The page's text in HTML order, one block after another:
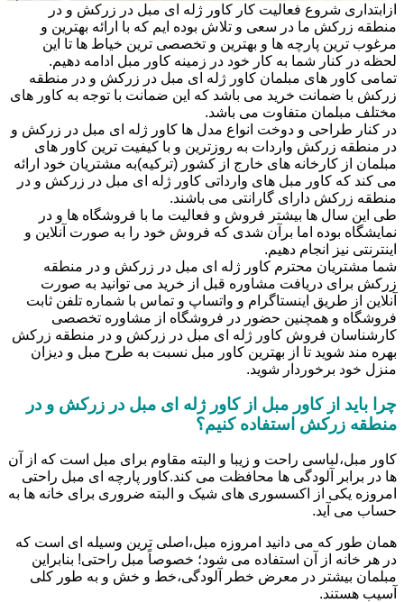
ازابتداری شروع فعالیت کار کاور ژله ای مبل در زرکش و در
منطقه زرکش ما در سعی و تلاش بوده ایم که با ارائه بهترین و
مرغوب ترین پارچه ها و بهترین و تخصصی ترین خیاط ها تا این
لحظه در کنار شما به کار خود در زمینه کاور مبل ادامه دهیم.
تمامی کاور های مبلمان کاور ژله ای مبل در زرکش و در منطقه
زرکش با ضمانت خرید می باشد که این ضمانت با توجه به کاور های
مختلف مبلمان متفاوت می باشد.
در کنار طراحی و دوخت انواع مدل ها کاور ژله ای مبل در زرکش و
در منطقه زرکش واردات به روزترین و با کیفیت ترین کاور های
مبلمان از کارخانه های خارج از کشور (ترکیه)به مشتریان خود ارائه
می کند که کاور مبل های وارداتی کاور ژله ای مبل در زرکش و در
منطقه زرکش دارای گارانتی می باشند.
طی این سال ها بیشتر فروش و فعالیت ما با فروشگاه ها و در
نمایشگاه بوده اما برآن شدی که فروش خود را به صورت آنلاین و
اینترنتی نیز انجام دهیم.
شما مشتریان محترم کاور ژله ای مبل در زرکش و در منطقه
زرکش برای دریافت مشاوره قبل از خرید می توانید به صورت
آنلاین از طریق اینستاگرام و واتساپ و تماس با شماره تلفن ثابت
فروشگاه و همچنین حضور در فروشگاه از مشاوره تخصصی
کارشناسان فروش کاور ژله ای مبل در زرکش و در منطقه زرکش
بهره مند شوید تا از بهترین کاور مبل نسبت به طرح مبل و دیزان
منزل خود برخوردار شوید.
چرا باید از کاور مبل از کاور ژله ای مبل در زرکش و در
منطقه زرکش استفاده کنیم؟
کاور مبل،لباسی راحت و زیبا و البته مقاوم برای مبل است که از آن
ها در برابر آلودگی ها محافظت می کند.کاور پارچه ای مبل راحتی
امروزه یکی از اکسسوری های شیک و البته ضروری برای خانه ها به
حساب می آید.
همان طور که می دانید امروزه مبل،اصلی ترین وسیله ای است که
در هر خانه از آن استفاده می شود؛ خصوصاً مبل راحتی! بنابراین
مبلمان بیشتر در معرض خطر آلودگی،خط و خش و به طور کلی
آسیب هستند.